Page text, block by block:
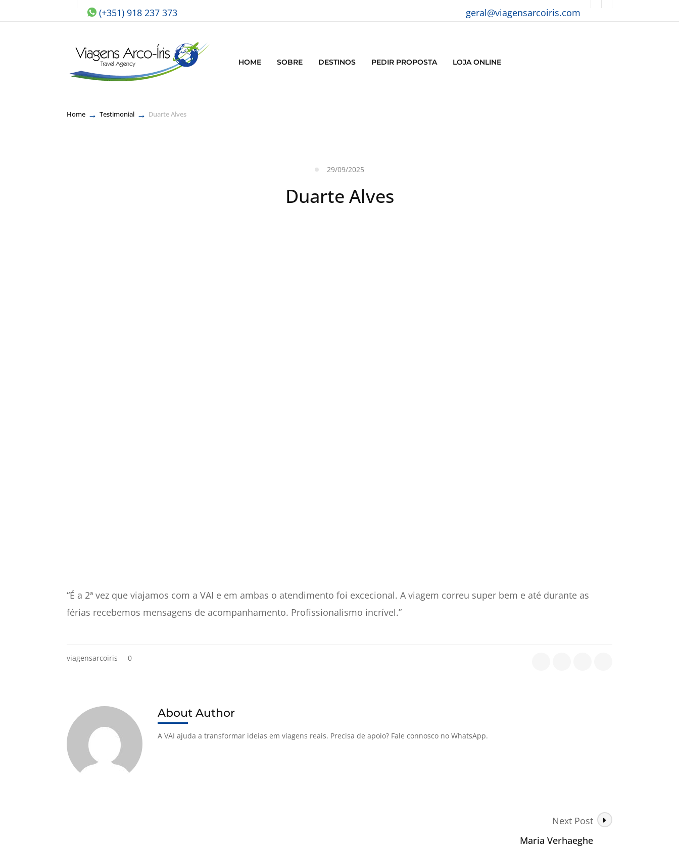
(+351) 918 237 373 geral@viagensarcoiris.com
HOME SOBRE DESTINOS PEDIR PROPOSTA LOJA ONLINE
Home → Testimonial → Duarte Alves
29/09/2025
Duarte Alves
“É a 2ª vez que viajamos com a VAI e em ambas o atendimento foi excecional. A viagem correu super bem e até durante as
férias recebemos mensagens de acompanhamento. Profissionalismo incrível.”
viagensarcoiris 0
About Author
A VAI ajuda a transformar ideias em viagens reais. Precisa de apoio? Fale connosco no WhatsApp.
Next Post
Maria Verhaeghe